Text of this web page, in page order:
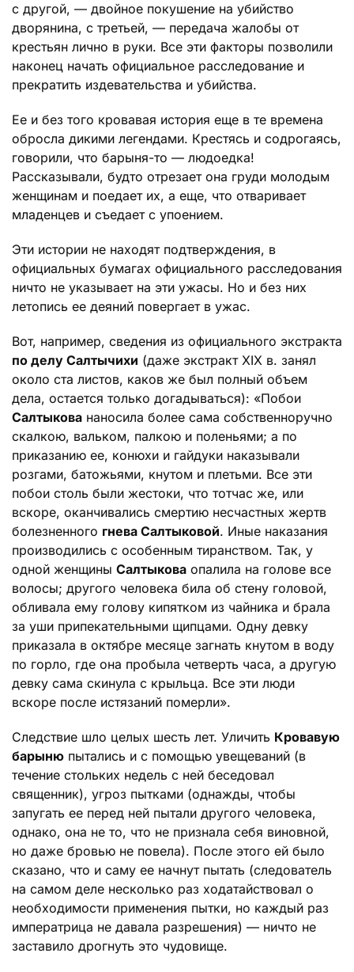
с другой, — двойное покушение на убийство
дворянина, с третьей, — передача жалобы от
крестьян лично в руки. Все эти факторы позволили
наконец начать официальное расследование и
прекратить издевательства и убийства.
Ее и без того кровавая история еще в те времена
обросла дикими легендами. Крестясь и содрогаясь,
говорили, что барыня-то — людоедка!
Рассказывали, будто отрезает она груди молодым
женщинам и поедает их, а еще, что отваривает
младенцев и съедает с упоением.
Эти истории не находят подтверждения, в
официальных бумагах официального расследования
ничто не указывает на эти ужасы. Но и без них
летопись ее деяний повергает в ужас.
Вот, например, сведения из официального экстракта
по делу Салтычихи (даже экстракт XIX в. занял
около ста листов, каков же был полный объем
дела, остается только догадываться): «Побои
Салтыкова наносила более сама собственноручно
скалкою, вальком, палкою и поленьями; а по
приказанию ее, конюхи и гайдуки наказывали
розгами, батожьями, кнутом и плетьми. Все эти
побои столь были жестоки, что тотчас же, или
вскоре, оканчивались смертию несчастных жертв
болезненного гнева Салтыковой. Иные наказания
производились с особенным тиранством. Так, у
одной женщины Салтыкова опалила на голове все
волосы; другого человека била об стену головой,
обливала ему голову кипятком из чайника и брала
за уши припекательными щипцами. Одну девку
приказала в октябре месяце загнать кнутом в воду
по горло, где она пробыла четверть часа, а другую
девку сама скинула с крыльца. Все эти люди
вскоре после истязаний померли».
Следствие шло целых шесть лет. Уличить Кровавую
барыню пытались и с помощью увещеваний (в
течение стольких недель с ней беседовал
священник), угроз пытками (однажды, чтобы
запугать ее перед ней пытали другого человека,
однако, она не то, что не признала себя виновной,
но даже бровью не повела). После этого ей было
сказано, что и саму ее начнут пытать (следователь
на самом деле несколько раз ходатайствовал о
необходимости применения пытки, но каждый раз
императрица не давала разрешения) — ничто не
заставило дрогнуть это чудовище.